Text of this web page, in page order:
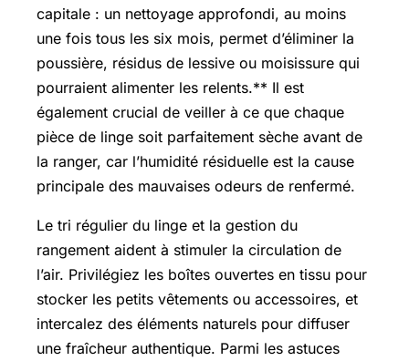
capitale : un nettoyage approfondi, au moins
une fois tous les six mois, permet d’éliminer la
poussière, résidus de lessive ou moisissure qui
pourraient alimenter les relents.** Il est
également crucial de veiller à ce que chaque
pièce de linge soit parfaitement sèche avant de
la ranger, car l’humidité résiduelle est la cause
principale des mauvaises odeurs de renfermé.
Le tri régulier du linge et la gestion du
rangement aident à stimuler la circulation de
l’air. Privilégiez les boîtes ouvertes en tissu pour
stocker les petits vêtements ou accessoires, et
intercalez des éléments naturels pour diffuser
une fraîcheur authentique. Parmi les astuces